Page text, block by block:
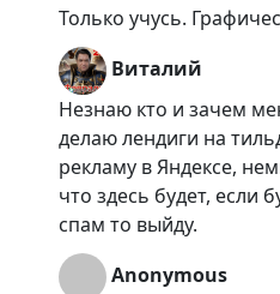
Только учусь.
Виталий
Незнаю кто и зачем
делаю лендиги на
рекламу в Яндексе,
что здесь будет, если
спам то выйду.
Anonymous